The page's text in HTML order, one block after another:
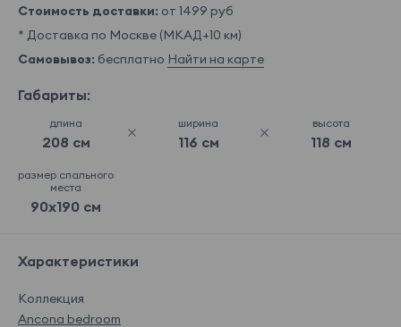
Стоимость доставки: от 1499 руб
* Доставка по Москве (МКАД+10 км)
Самовывоз: бесплатно Найти на карте
Габариты:
длина
208 см
ширина
116 см
высота
118 см
размер спального
места
90x190 см
Характеристики
Коллекция
Ancona bedroom